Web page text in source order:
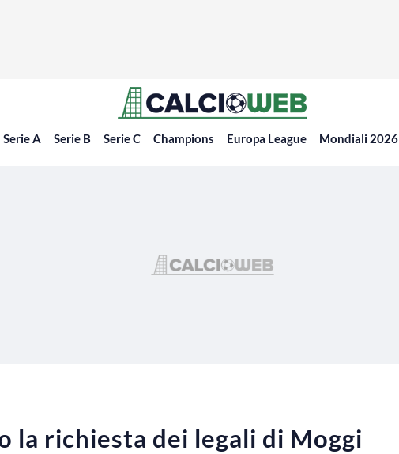
Serie A Serie B Serie C Champions Europa League Mondiali 2026
la richiesta dei legali di Moggi